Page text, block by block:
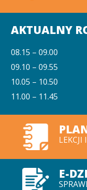
AKTUALNY
08.15 – 09.00
09.10 – 09.55
10.05 – 10.50
11.00 – 11.45
LEKCJI
E-